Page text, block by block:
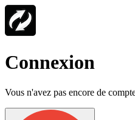
Connexion
Vous n'avez pas encore de